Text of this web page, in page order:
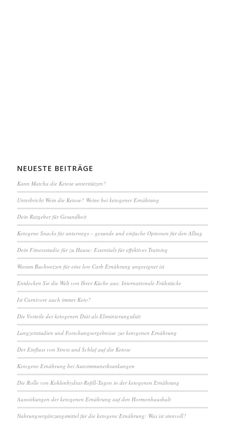
NEUESTE BEITRÄGE
Kann Matcha die Ketose unterstützen?
Unterbricht Wein die Ketose? Weine bei ketogener Ernährung
Dein Ratgeber für Gesundheit
Ketogene Snacks für unterwegs – gesunde und einfache Optionen für den Alltag
Dein Fitnessstudio für zu Hause: Essentials für effektives Training
Warum Buchweizen für eine low Carb Ernährung ungeeignet ist
Entdecken Sie die Welt von Ihrer Küche aus: Internationale Frühstücke
Ist Carnivore auch immer Keto?
Die Vorteile der ketogenen Diät als Eliminierungsdiät
Langzeitstudien und Forschungsergebnisse zur ketogenen Ernährung
Der Einfluss von Stress und Schlaf auf die Ketose
Ketogene Ernährung bei Autoimmunerkrankungen
Die Rolle von Kohlenhydrat-Refill-Tagen in der ketogenen Ernährung
Auswirkungen der ketogenen Ernährung auf den Hormonhaushalt
Nahrungsergänzungsmittel für die ketogene Ernährung: Was ist sinnvoll?